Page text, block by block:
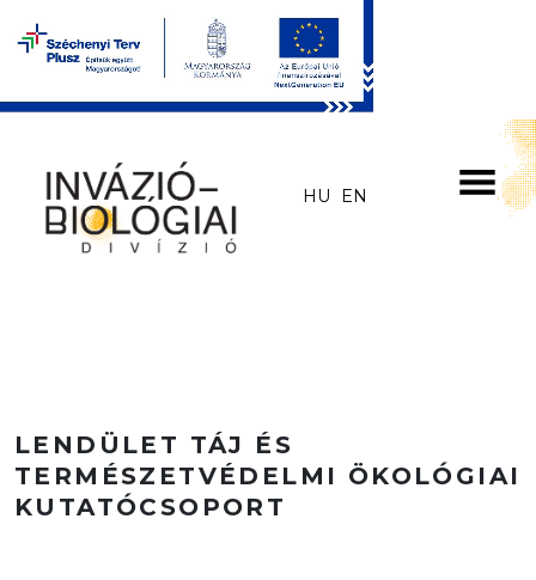
Skip to main content
HU EN
LENDÜLET TÁJ ÉS
TERMÉSZETVÉDELMI ÖKOLÓGIAI
KUTATÓCSOPORT